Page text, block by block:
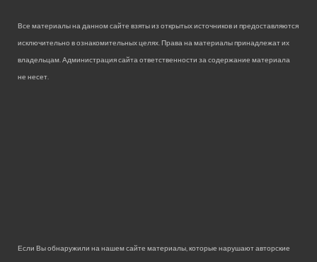
Все материалы на данном сайте взяты из открытых источников и предоставляются
исключительно в ознакомительных целях. Права на материалы принадлежат их
владельцам. Администрация сайта ответственности за содержание материала
не несет.
Если Вы обнаружили на нашем сайте материалы, которые нарушают авторские